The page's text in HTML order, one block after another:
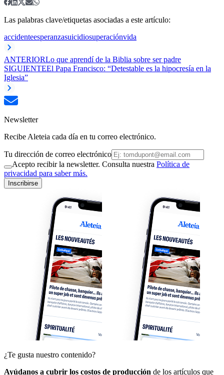
Las palabras clave/etiquetas asociadas a este artículo:
accidenteesperanzasuicidiosuperaciónvida
ANTERIORLo que aprendí de la Biblia sobre ser padre
SIGUIENTEEl Papa Francisco: “Detestable es la hipocresía en la
Iglesia”
Newsletter
Recibe Aleteia cada día en tu correo electrónico.
Tu dirección de correo electrónico
Acepto recibir la newsletter. Consulta nuestra Política de
privacidad para saber más.
Inscribirse
¿Te gusta nuestro contenido?
Ayúdanos a cubrir los costos de producción de los artículos que